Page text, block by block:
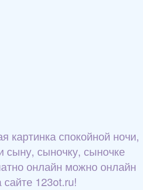
картинка спокойной ночи,
сыну, сыночку, сыночке
онлайн можно онлайн
сайте 123ot.ru!